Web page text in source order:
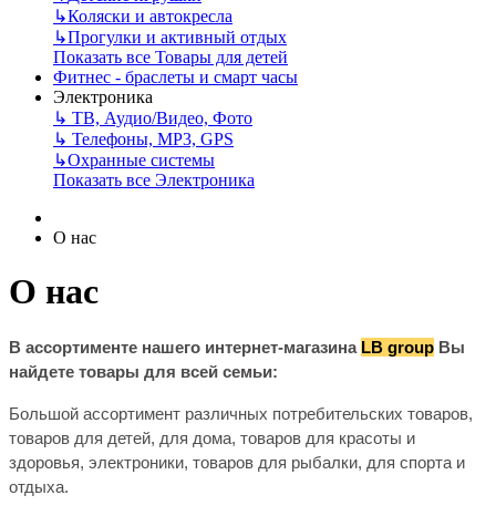
↳Коляски и автокресла
↳Прогулки и активный отдых
Показать все Товары для детей
Фитнес - браслеты и смарт часы
Электроника
↳ ТВ, Аудио/Видео, Фото
↳ Телефоны, МР3, GPS
↳Охранные системы
Показать все Электроника
О нас
О нас
В ассортименте нашего интернет-магазина LB group Вы
найдете товары для всей семьи:
Большой ассортимент различных потребительских товаров,
товаров для детей, для дома, товаров для красоты и
здоровья, электроники, товаров для рыбалки, для спорта и
отдыха.